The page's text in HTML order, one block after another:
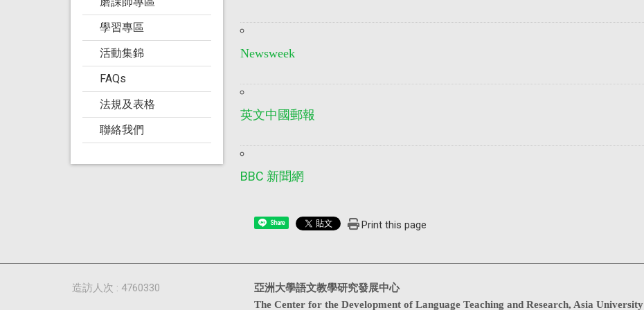
學習專區
活動集錦
FAQs
法規及表格
聯絡我們
Newsweek
英文中國郵報
BBC 新聞網
Share Print this page
亞洲大學語文教學研究發展中心
The Center for the Development of Language Teaching and Research, Asia University
造訪人次 : 4760330